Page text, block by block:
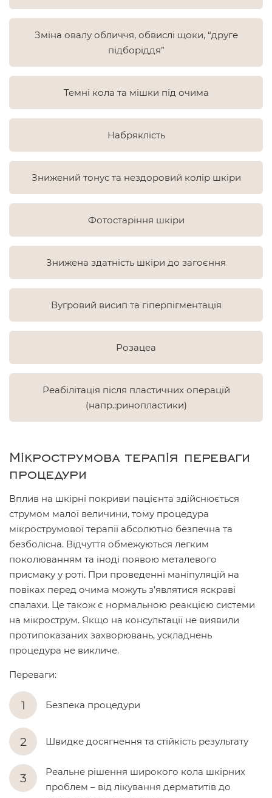
Зміна овалу обличчя, обвислі щоки, “друге
підборіддя”
Темні кола та мішки під очима
Набряклість
Знижений тонус та нездоровий колір шкіри
Фотостаріння шкіри
Знижена здатність шкіри до загоєння
Вугровий висип та гіперпігментація
Розацеа
Реабілітація після пластичних операцій
(напр.:ринопластики)
Мікрострумова терапія переваги
процедури
Вплив на шкірні покриви пацієнта здійснюється
струмом малої величини, тому процедура
мікрострумової терапії абсолютно безпечна та
безболісна. Відчуття обмежуються легким
поколюванням та іноді появою металевого
присмаку у роті. При проведенні маніпуляцій на
повіках перед очима можуть з’являтися яскраві
спалахи. Це також є нормальною реакцією системи
на мікрострум. Якщо на консультації не виявили
протипоказаних захворювань, ускладнень
процедура не викличе.
Переваги:
Безпека процедури
Швидке досягнення та стійкість результату
Реальне рішення широкого кола шкірних
проблем – від лікування дерматитів до